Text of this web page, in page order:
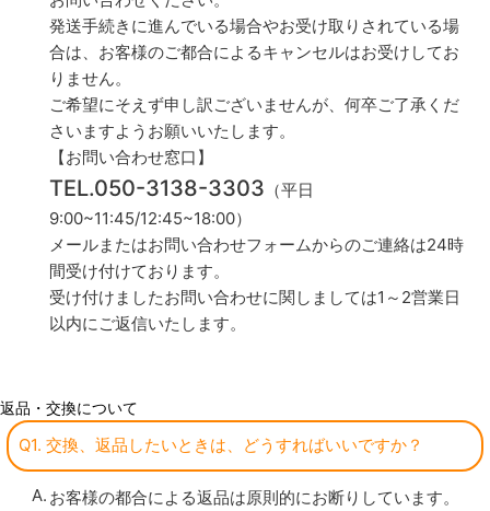
発送手続きに進んでいる場合やお受け取りされている場
合は、お客様のご都合によるキャンセルはお受けしてお
りません。
ご希望にそえず申し訳ございませんが、何卒ご了承くだ
さいますようお願いいたします。
【お問い合わせ窓口】
TEL.050-3138-3303 （平日
9:00~11:45/12:45~18:00）
メールまたはお問い合わせフォームからのご連絡は24時
間受け付けております。
受け付けましたお問い合わせに関しましては1～2営業日
以内にご返信いたします。
返品・交換について
Q1. 交換、返品したいときは、どうすればいいですか？
お客様の都合による返品は原則的にお断りしています。